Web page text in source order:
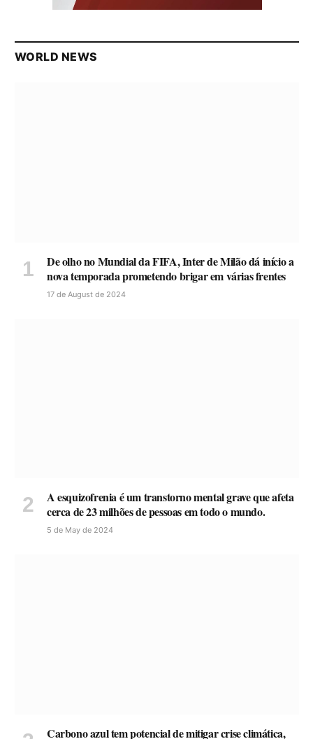
WORLD NEWS
De olho no Mundial da FIFA, Inter de Milão dá início a
nova temporada prometendo brigar em várias frentes
17 de August de 2024
A esquizofrenia é um transtorno mental grave que afeta
cerca de 23 milhões de pessoas em todo o mundo.
5 de May de 2024
Carbono azul tem potencial de mitigar crise climática,